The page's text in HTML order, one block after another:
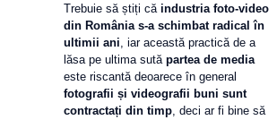
Trebuie să știți căindustria foto-video
din România s-a schimbat radical în
ultimii ani, iar această practică de a
lăsa pe ultima sută partea de media
este riscantă deoarece în general
fotografii și videografii buni sunt
contractați din timp, deci ar fi bine să